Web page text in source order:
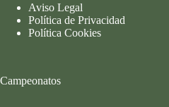
Aviso Legal
Política de Privacidad
Política Cookies
Campeonatos